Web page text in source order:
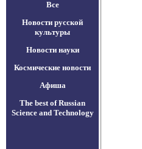
Все
Новости русской
культуры
Новости науки
Космические новости
Афиша
The best of Russian
Science and Technology